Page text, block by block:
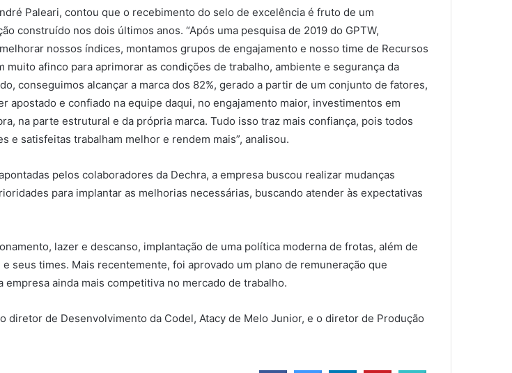
Paleari, contou que o recebimento do selo de excelência é fruto de um
construído nos dois últimos anos. “Após uma pesquisa de 2019 do GPTW,
nossos índices, montamos grupos de engajamento e nosso time de Recursos
muito afinco para aprimorar as condições de trabalho, ambiente e segurança da
conseguimos alcançar a marca dos 82%, gerado a partir de um conjunto de fatores,
apostado e confiado na equipe daqui, no engajamento maior, investimentos em
na parte estrutural e da própria marca. Tudo isso traz mais confiança, pois todos
e satisfeitas trabalham melhor e rendem mais”, analisou.
pelos colaboradores da Dechra, a empresa buscou realizar mudanças
para implantar as melhorias necessárias, buscando atender às expectativas
lazer e descanso, implantação de uma política moderna de frotas, além de
seus times. Mais recentemente, foi aprovado um plano de remuneração que
ainda mais competitiva no mercado de trabalho.
diretor de Desenvolvimento da Codel, Atacy de Melo Junior, e o diretor de Produção